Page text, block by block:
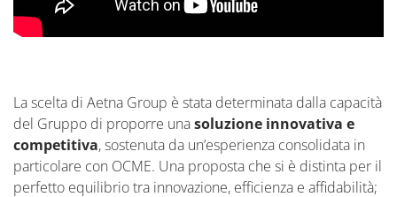
La scelta di Aetna Group è stata determinata dalla capacità
del Gruppo di proporre unasoluzione innovativa e
competitiva, sostenuta da un’esperienza consolidata in
particolare con OCME. Una proposta che si è distinta per il
perfetto equilibrio tra innovazione, efficienza e affidabilità;